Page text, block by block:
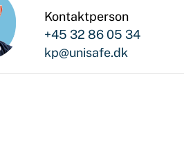
Kontaktperson
+45 32 86 05 34
kp@unisafe.dk